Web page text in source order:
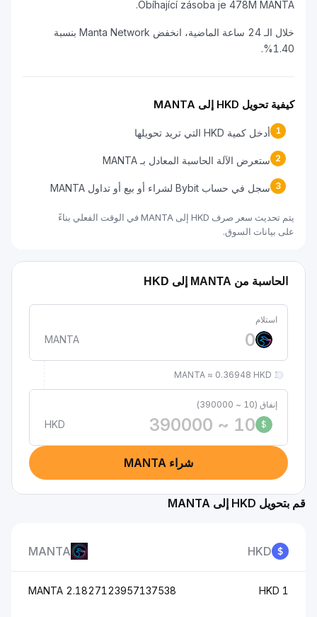
Obíhající zásoba je 478M MANTA.
خلال الـ 24 ساعة الماضية، انخفض Manta Network بنسبة
1.40%.
كيفية تحويل HKD إلى MANTA
1 أدخل كمية HKD التي تريد تحويلها
2 ستعرض الآلة الحاسبة المعادل بـ MANTA
3 سجل في حساب Bybit لشراء أو بيع أو تداول MANTA
يتم تحديث سعر صرف HKD إلى MANTA في الوقت الفعلي بناءً
على بيانات السوق.
الحاسبة من MANTA إلى HKD
استلام
MANTA
1 MANTA ≈ 0.36948 HKD
إنفاق (10 ~ 390000)
$
HKD
شراء MANTA
قم بتحويل HKD إلى MANTA
HKD
MANTA
1 HKD
2.1827123957137538 MANTA